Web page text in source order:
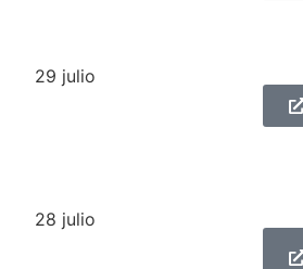
29 julio
28 julio